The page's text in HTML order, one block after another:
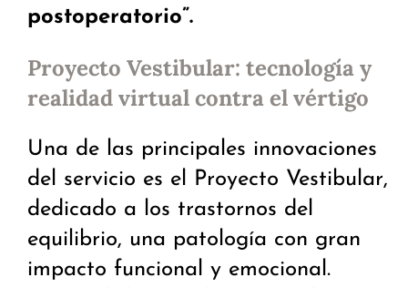
postoperatorio”.
Proyecto Vestibular: tecnología y
realidad virtual contra el vértigo
Una de las principales innovaciones
del servicio es el Proyecto Vestibular,
dedicado a los trastornos del
equilibrio, una patología con gran
impacto funcional y emocional.